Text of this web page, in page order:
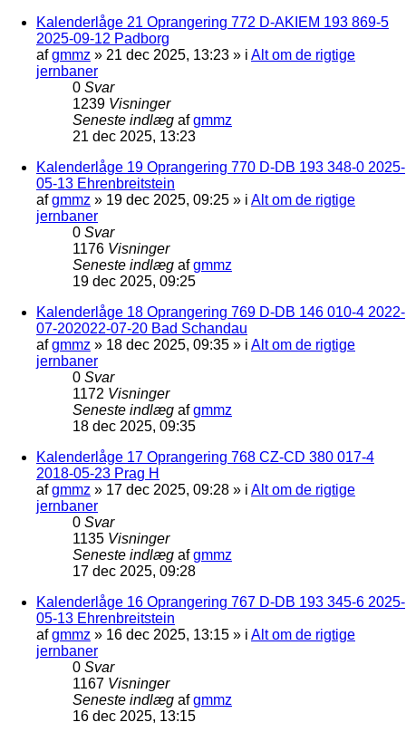
Kalenderlåge 21 Oprangering 772 D-AKIEM 193 869-5
2025-09-12 Padborg
afgmmz » 21 dec 2025, 13:23 » i Alt om de rigtige
jernbaner
0 Svar
1239 Visninger
Seneste indlæg afgmmz
21 dec 2025, 13:23
Kalenderlåge 19 Oprangering 770 D-DB 193 348-0 2025-
05-13 Ehrenbreitstein
afgmmz » 19 dec 2025, 09:25 » i Alt om de rigtige
jernbaner
0 Svar
1176 Visninger
Seneste indlæg afgmmz
19 dec 2025, 09:25
Kalenderlåge 18 Oprangering 769 D-DB 146 010-4 2022-
07-202022-07-20 Bad Schandau
afgmmz » 18 dec 2025, 09:35 » i Alt om de rigtige
jernbaner
0 Svar
1172 Visninger
Seneste indlæg afgmmz
18 dec 2025, 09:35
Kalenderlåge 17 Oprangering 768 CZ-CD 380 017-4
2018-05-23 Prag H
afgmmz » 17 dec 2025, 09:28 » i Alt om de rigtige
jernbaner
0 Svar
1135 Visninger
Seneste indlæg afgmmz
17 dec 2025, 09:28
Kalenderlåge 16 Oprangering 767 D-DB 193 345-6 2025-
05-13 Ehrenbreitstein
afgmmz » 16 dec 2025, 13:15 » i Alt om de rigtige
jernbaner
0 Svar
1167 Visninger
Seneste indlæg afgmmz
16 dec 2025, 13:15